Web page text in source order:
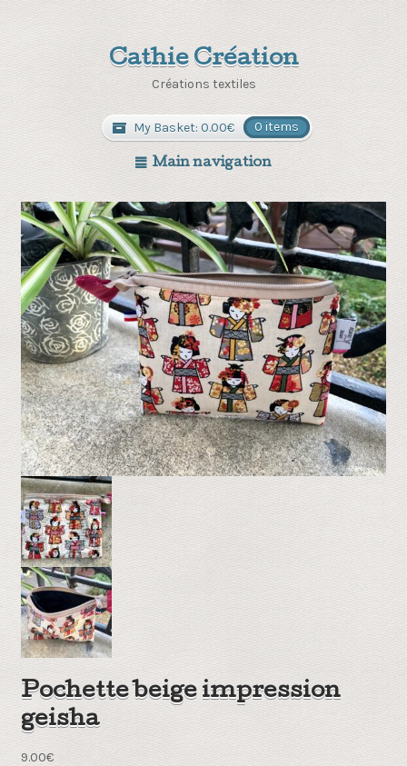
Cathie Création
Créations textiles
My Basket: 0.00€ 0 items
Main navigation
Pochette beige impression
geisha
9.00€